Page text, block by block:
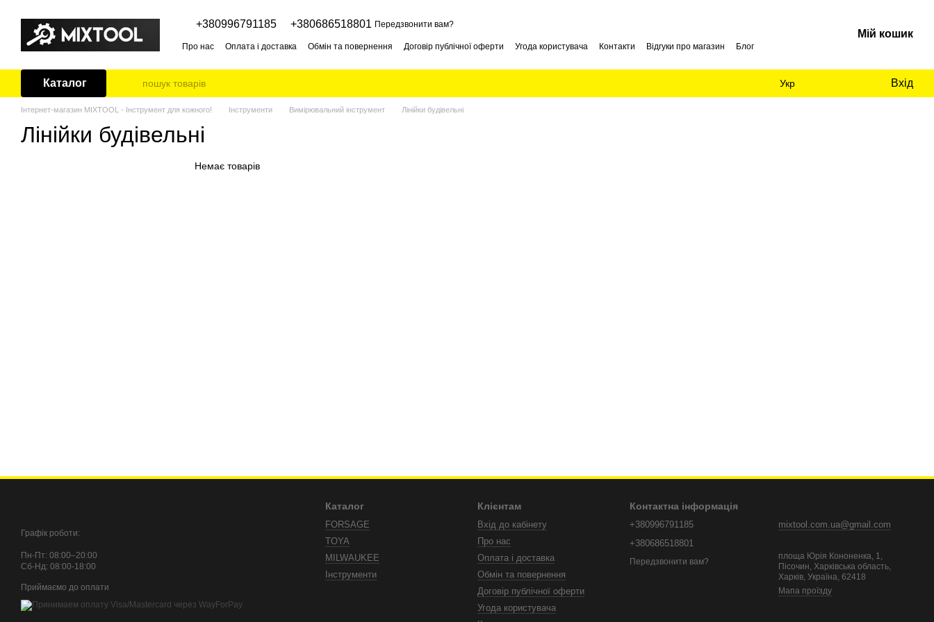
+380996791185 +380686518801 Передзвонити вам?
Про нас Оплата і доставка Обмін та повернення Договір публічної оферти Угода користувача Контакти Відгуки про магазин Блог
Мій кошик
Каталог Укр Вхід
Інтернет-магазин MIXTOOL - Інструмент для кожного! Інструменти Вимірювальний інструмент Лінійки будівельні
Лінійки будівельні
Немає товарів
Графік роботи:
Пн-Пт: 08:00–20:00
Сб-Нд: 08:00-18:00
Приймаємо до оплати
Каталог
FORSAGE
TOYA
MILWAUKEE
Інструменти
Клієнтам
Вхід до кабінету
Про нас
Оплата і доставка
Обмін та повернення
Договір публічної оферти
Угода користувача
Контактна інформація
+380996791185
+380686518801
Передзвонити вам?
mixtool.com.ua@gmail.com
площа Юрія Кононенка, 1,
Пісочин, Харківська область,
Харків, Україна, 62418
Мапа проїзду